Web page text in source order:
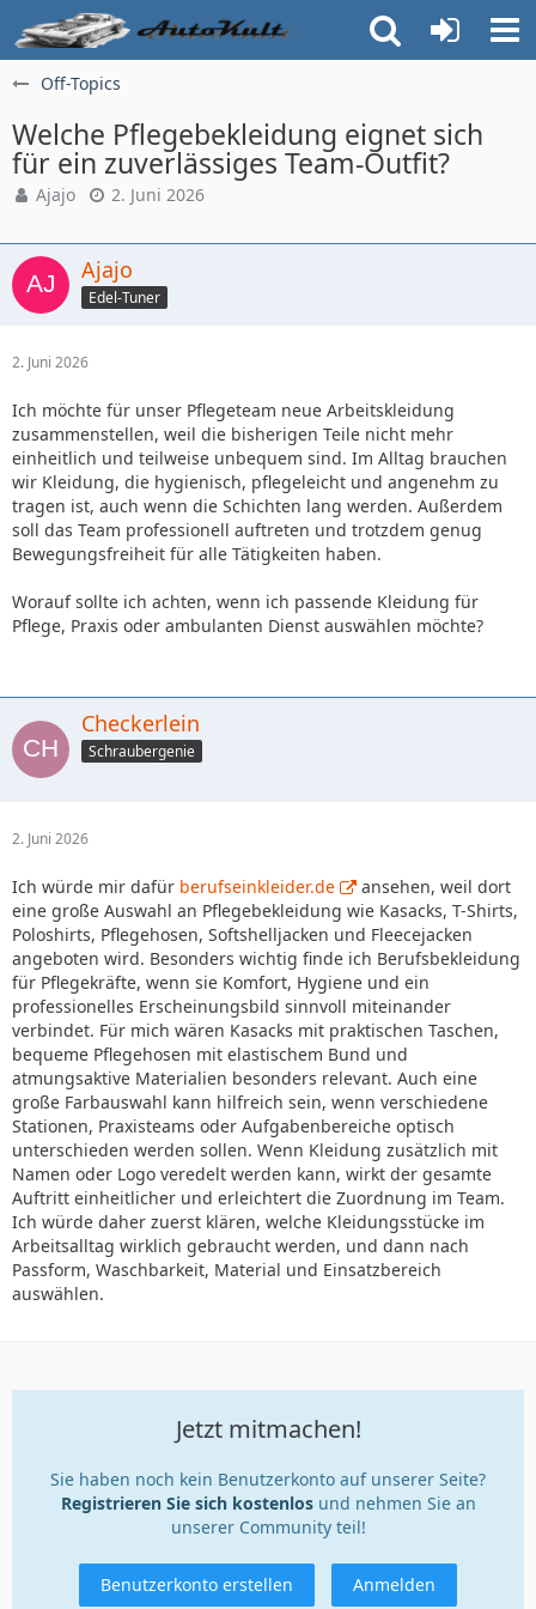
Off-Topics
Welche Pflegebekleidung eignet sich
für ein zuverlässiges Team-Outfit?
Ajajo 2. Juni 2026
Ajajo
Edel-Tuner
2. Juni 2026
Ich möchte für unser Pflegeteam neue Arbeitskleidung
zusammenstellen, weil die bisherigen Teile nicht mehr
einheitlich und teilweise unbequem sind. Im Alltag brauchen
wir Kleidung, die hygienisch, pflegeleicht und angenehm zu
tragen ist, auch wenn die Schichten lang werden. Außerdem
soll das Team professionell auftreten und trotzdem genug
Bewegungsfreiheit für alle Tätigkeiten haben.
Worauf sollte ich achten, wenn ich passende Kleidung für
Pflege, Praxis oder ambulanten Dienst auswählen möchte?
Checkerlein
Schraubergenie
2. Juni 2026
Ich würde mir dafür berufseinkleider.de
ansehen, weil dort
eine große Auswahl an Pflegebekleidung wie Kasacks, T-Shirts,
Poloshirts, Pflegehosen, Softshelljacken und Fleecejacken
angeboten wird. Besonders wichtig finde ich Berufsbekleidung
für Pflegekräfte, wenn sie Komfort, Hygiene und ein
professionelles Erscheinungsbild sinnvoll miteinander
verbindet. Für mich wären Kasacks mit praktischen Taschen,
bequeme Pflegehosen mit elastischem Bund und
atmungsaktive Materialien besonders relevant. Auch eine
große Farbauswahl kann hilfreich sein, wenn verschiedene
Stationen, Praxisteams oder Aufgabenbereiche optisch
unterschieden werden sollen. Wenn Kleidung zusätzlich mit
Namen oder Logo veredelt werden kann, wirkt der gesamte
Auftritt einheitlicher und erleichtert die Zuordnung im Team.
Ich würde daher zuerst klären, welche Kleidungsstücke im
Arbeitsalltag wirklich gebraucht werden, und dann nach
Passform, Waschbarkeit, Material und Einsatzbereich
auswählen.
Jetzt mitmachen!
Sie haben noch kein Benutzerkonto auf unserer Seite?
Registrieren Sie sich kostenlosund nehmen Sie an
unserer Community teil!
Benutzerkonto erstellen Anmelden